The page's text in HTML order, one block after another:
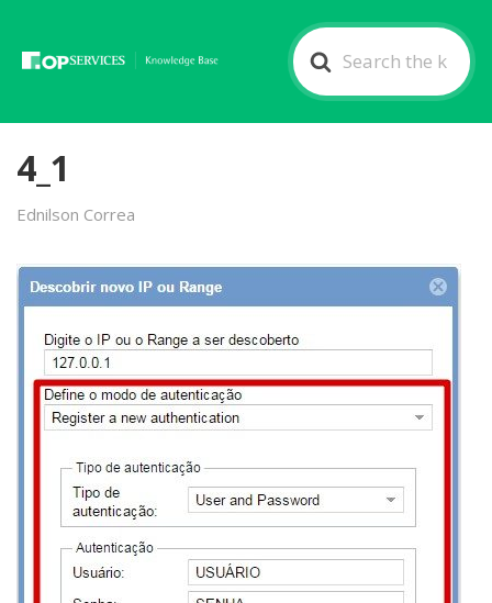
Search
For
4_1
Ednilson Correa